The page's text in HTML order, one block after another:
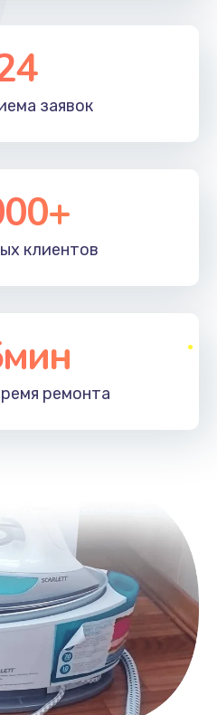
заявок
клиентов
ремонта